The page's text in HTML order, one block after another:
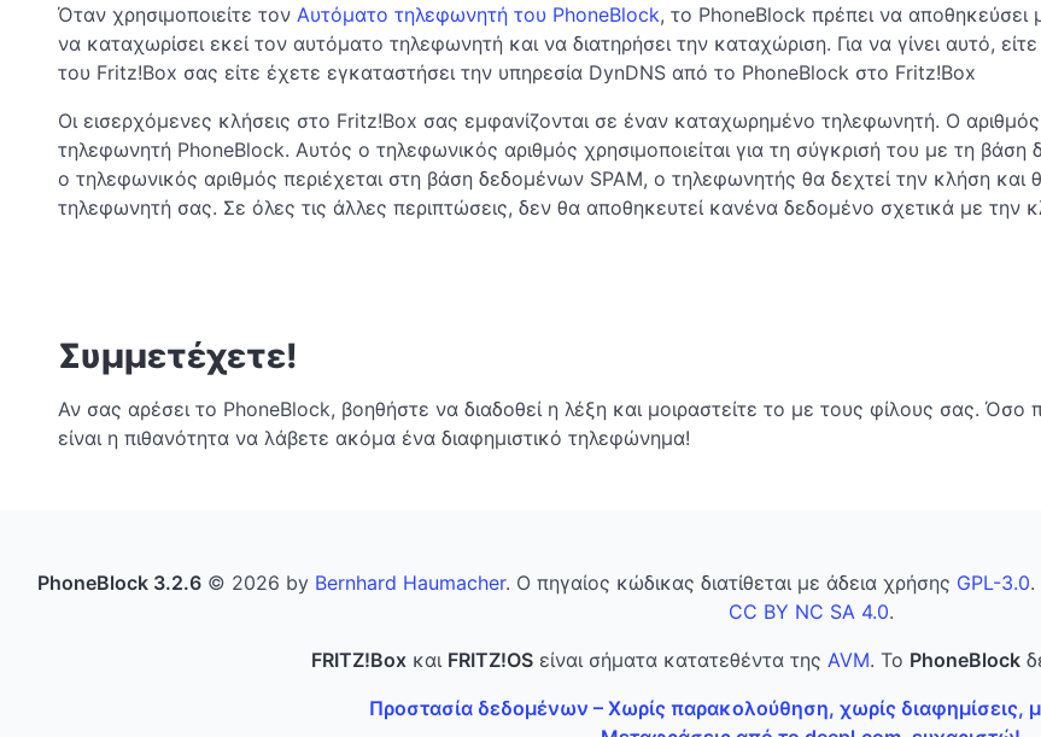
Όταν χρησιμοποιείτε τον Αυτόματο τηλεφωνητή του PhoneBlock, το PhoneBlock πρέπει να αποθηκεύσει
να καταχωρίσει εκεί τον αυτόματο τηλεφωνητή και να διατηρήσει την καταχώριση. Για να γίνει αυτό,
του Fritz!Box σας είτε έχετε εγκαταστήσει την υπηρεσία DynDNS από το PhoneBlock στο Fritz!Box
Οι εισερχόμενες κλήσεις στο Fritz!Box σας εμφανίζονται σε έναν καταχωρημένο τηλεφωνητή. Ο
τηλεφωνητή PhoneBlock. Αυτός ο τηλεφωνικός αριθμός χρησιμοποιείται για τη σύγκρισή του με τη
ο τηλεφωνικός αριθμός περιέχεται στη βάση δεδομένων SPAM, ο τηλεφωνητής θα δεχτεί την κλήση
τηλεφωνητή σας. Σε όλες τις άλλες περιπτώσεις, δεν θα αποθηκευτεί κανένα δεδομένο σχετικά με την
Συμμετέχετε!
Αν σας αρέσει το PhoneBlock, βοηθήστε να διαδοθεί η λέξη και μοιραστείτε το με τους φίλους σας.
είναι η πιθανότητα να λάβετε ακόμα ένα διαφημιστικό τηλεφώνημα!
PhoneBlock 3.2.6© 2026 by Bernhard Haumacher. Ο πηγαίος κώδικας διατίθεται με άδεια χρήσης GPL-3.0.
CC BY NC SA 4.0.
FRITZ!Boxκαι FRITZ!OSείναι σήματα κατατεθέντα της AVM. Το PhoneBlock
Προστασία δεδομένων – Χωρίς παρακολούθηση, χωρίς διαφημίσεις,